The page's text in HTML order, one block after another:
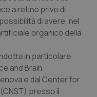
a retine prive di
di avere, nel
organico della
in particolare
and Brain
e dal Center for
presso il